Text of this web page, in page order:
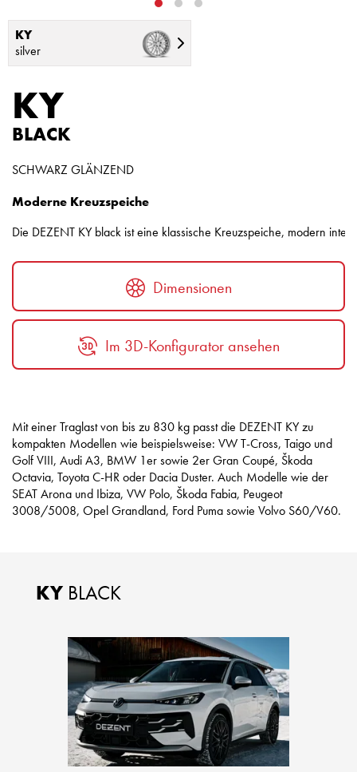
KY
silver
KY
BLACK
SCHWARZ GLÄNZEND
Moderne Kreuzspeiche
Die DEZENT KY black ist eine klassische Kreuzspeiche, modern
Dimensionen
Im 3D-Konfigurator ansehen
Mit einer Traglast von bis zu 830 kg passt die DEZENT KY zu
kompakten Modellen wie beispielsweise: VW T-Cross, Taigo und
Golf VIII, Audi A3, BMW 1er sowie 2er Gran Coupé, Škoda
Octavia, Toyota C-HR oder Dacia Duster. Auch Modelle wie der
SEAT Arona und Ibiza, VW Polo, Škoda Fabia, Peugeot
3008/5008, Opel Grandland, Ford Puma sowie Volvo S60/V60.
KY BLACK